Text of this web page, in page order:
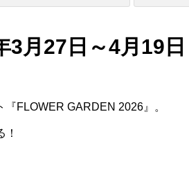
月27日～4月19日
FLOWER GARDEN 2026』。